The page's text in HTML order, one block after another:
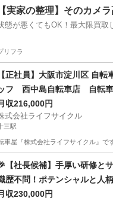
海老江駅 その他
【実家の整理】そのカメラ
態が悪くてもOK！最大限買取
リフラ
【正社員】大阪市淀川区 自転
フ 西中島自転車店 自転
経験不問！経験者は月収25
収216,000円
式会社ライフサイクル
三駅
車屋『株式会社ライフサイクル』
十三駅 その他 未経験
【社長候補】手厚い研修と
歴不問！ポテンシャルと人
収230,000円